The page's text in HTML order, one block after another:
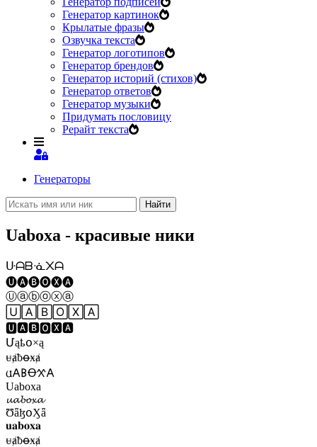
Генератор картинок
Крылатые фразы
Озвучка текста
Генератор логотипов
Генератор брендов
Генератор историй (стихов)
Генератор ответов
Генератор музыки
Придумать пословицу
Рерайт текста
Генераторы
Найти
Uaboxa - красивые ники
ᑘᗩᗷᓍ᙭ᗩ
🅤🅐🅑🅞🅧🅐
Ⓤⓐⓑⓞⓧⓐ
🅄🄰🄱🄾🅇🄰
🆄🅰🅱🅾🆇🅰
Մąҍօ×ą
ᵾⱥƀꝋӿⱥ
𐌵𐌀𐌁Ꝋ𐋄𐌀
Uaboxa
𝓾𝓪𝓫𝓸𝔁𝓪
ƱǟɮօӼǟ
𝐮𝐚𝐛𝐨𝐱𝐚
ᵾⱥƀꝋӿⱥ